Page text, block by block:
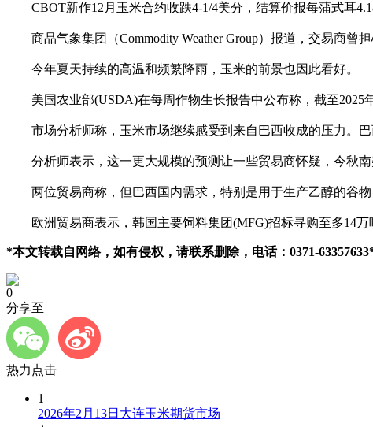
CBOT新作12月玉米合约收跌4-1/4美分，结算价报每蒲式耳
商品气象集团（Commodity Weather Group）报道，交易商曾
今年夏天持续的高温和频繁降雨，玉米的前景也因此看好。
美国农业部(USDA)在每周作物生长报告中公布称，截至2025年
市场分析师称，玉米市场继续感受到来自巴西收成的压力。巴
分析师表示，这一更大规模的预测让一些贸易商怀疑，今秋南
两位贸易商称，但巴西国内需求，特别是用于生产乙醇的谷物
欧洲贸易商表示，韩国主要饲料集团(MFG)招标寻购至多14万
*本文转载自网络，如有侵权，请联系删除，电话：0371-
0
分享至
热力点击
1
2026年2月13日大连玉米期货市场